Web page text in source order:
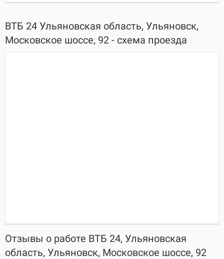
ВТБ 24 Ульяновская область, Ульяновск,
Московское шоссе, 92 - схема проезда
Отзывы о работе ВТБ 24, Ульяновская
область, Ульяновск, Московское шоссе, 92